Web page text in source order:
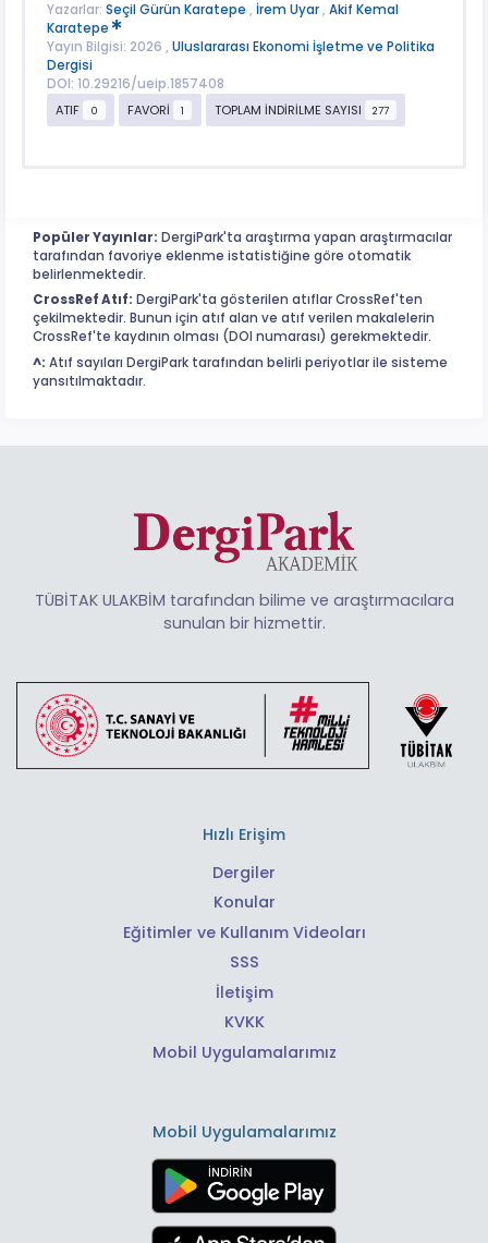
Yazarlar: Seçil Gürün Karatepe , İrem Uyar, Akif Kemal
Karatepe
Yayın Bilgisi: 2026 , Uluslararası Ekonomi İşletme ve Politika
Dergisi
DOI: 10.29216/ueip.1857408
ATIF
0 FAVORİ 1 TOPLAM İNDİRİLME SAYISI 277
Popüler Yayınlar: DergiPark'ta araştırma yapan araştırmacılar
tarafından favoriye eklenme istatistiğine göre otomatik
belirlenmektedir.
CrossRef Atıf: DergiPark'ta gösterilen atıflar CrossRef'ten
çekilmektedir. Bunun için atıf alan ve atıf verilen makalelerin
CrossRef'te kaydının olması (DOI numarası) gerekmektedir.
^: Atıf sayıları DergiPark tarafından belirli periyotlar ile sisteme
yansıtılmaktadır.
TÜBİTAK ULAKBİM tarafından bilime ve araştırmacılara
sunulan bir hizmettir.
Hızlı Erişim
Dergiler
Konular
Eğitimler ve Kullanım Videoları
SSS
İletişim
KVKK
Mobil Uygulamalarımız
Mobil Uygulamalarımız